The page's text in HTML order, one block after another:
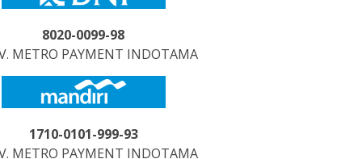
8020-0099-98
METRO PAYMENT INDOTAMA
1710-0101-999-93
METRO PAYMENT INDOTAMA